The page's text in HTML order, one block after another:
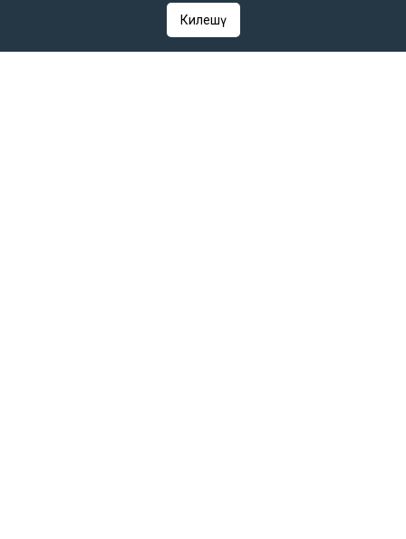
башка массакүләм мәгълүмат чарасы таратканда аңа
Килешү